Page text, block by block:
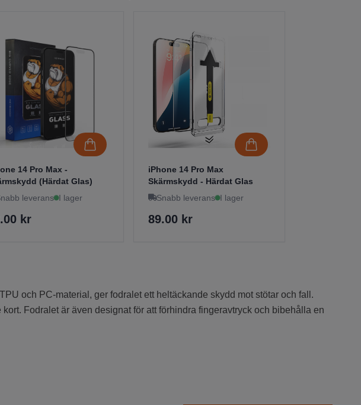
14 Pro Max -
(Härdat Glas)
leverans I lager
kr
iPhone 14 Pro Max
Skärmskydd - Härdat Glas
Snabb leverans I lager
89.00 kr
och PC-material, ger fodralet ett heltäckande skydd mot stötar och fall.
Fodralet är även designat för att förhindra fingeravtryck och bibehålla en